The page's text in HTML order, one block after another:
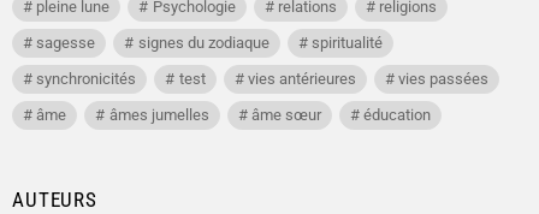
pleine lune
Psychologie relations
religions
sagesse
signes du zodiaque
spiritualité
synchronicités
test vies antérieures
vies passées
âme
âmes jumelles âme sœur éducation
AUTEURS